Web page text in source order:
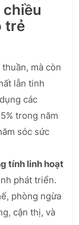
trẻ
mà còn
lẫn tinh
các
trong năm
sóc sức
tính linh hoạt
phát triển.
phòng ngừa
cận thị, và